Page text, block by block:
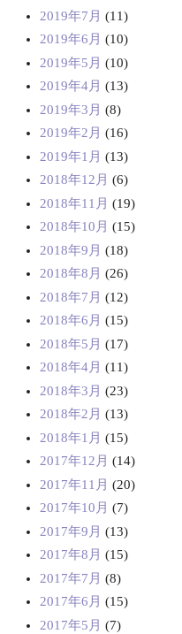
2019年7月 (11)
2019年6月 (10)
2019年5月 (10)
2019年4月 (13)
2019年3月 (8)
2019年2月 (16)
2019年1月 (13)
2018年12月 (6)
2018年11月 (19)
2018年10月 (15)
2018年9月 (18)
2018年8月 (26)
2018年7月 (12)
2018年6月 (15)
2018年5月 (17)
2018年4月 (11)
2018年3月 (23)
2018年2月 (13)
2018年1月 (15)
2017年12月 (14)
2017年11月 (20)
2017年10月 (7)
2017年9月 (13)
2017年8月 (15)
2017年7月 (8)
2017年6月 (15)
2017年5月 (7)